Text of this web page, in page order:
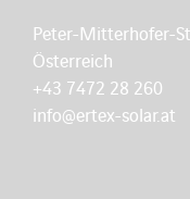
Peter-Mitterhofer-
Österreich
+43 7472 28 260
info@ertex-solar.at